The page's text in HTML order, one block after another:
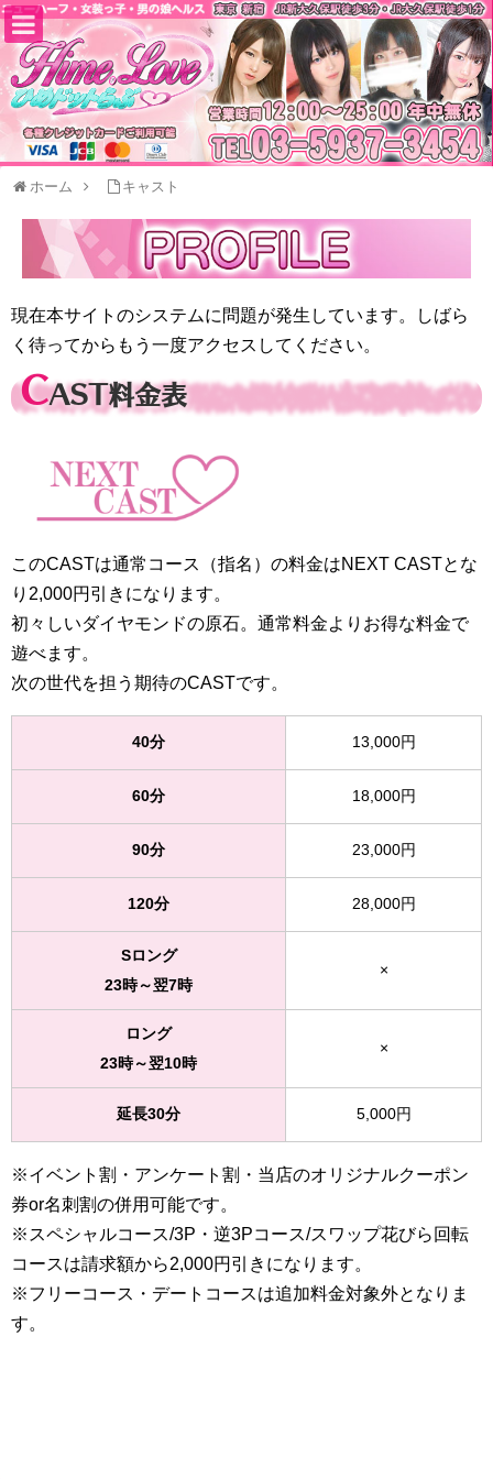
ホーム キャスト
現在本サイトのシステムに問題が発生しています。しばら
く待ってからもう一度アクセスしてください。
CAST料金表
このCASTは通常コース（指名）の料金はNEXT CASTとな
り2,000円引きになります。
初々しいダイヤモンドの原石。通常料金よりお得な料金で
遊べます。
次の世代を担う期待のCASTです。
40分 13,000円
60分 18,000円
90分 23,000円
120分 28,000円
Sロング
23時～翌7時
×
ロング
23時～翌10時
×
延長30分 5,000円
※イベント割・アンケート割・当店のオリジナルクーポン
券or名刺割の併用可能です。
※スペシャルコース/3P・逆3Pコース/スワップ花びら回転
コースは請求額から2,000円引きになります。
※フリーコース・デートコースは追加料金対象外となりま
す。